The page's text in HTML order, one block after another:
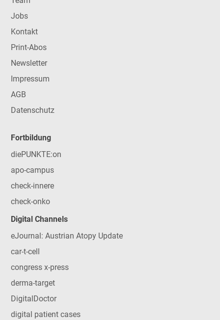
Jobs
Kontakt
Print-Abos
Newsletter
Impressum
AGB
Datenschutz
Fortbildung
diePUNKTE:on
apo-campus
check-innere
check-onko
Digital Channels
eJournal: Austrian Atopy Update
car-t-cell
congress x-press
derma-target
DigitalDoctor
digital patient cases